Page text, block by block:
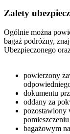
Zalety
Ogólnie można
bagaż podróżny,
Ubezpieczonego
powierzony
dokumentu
oddany za
pozostawiony
pomieszczeniu
bagażowym